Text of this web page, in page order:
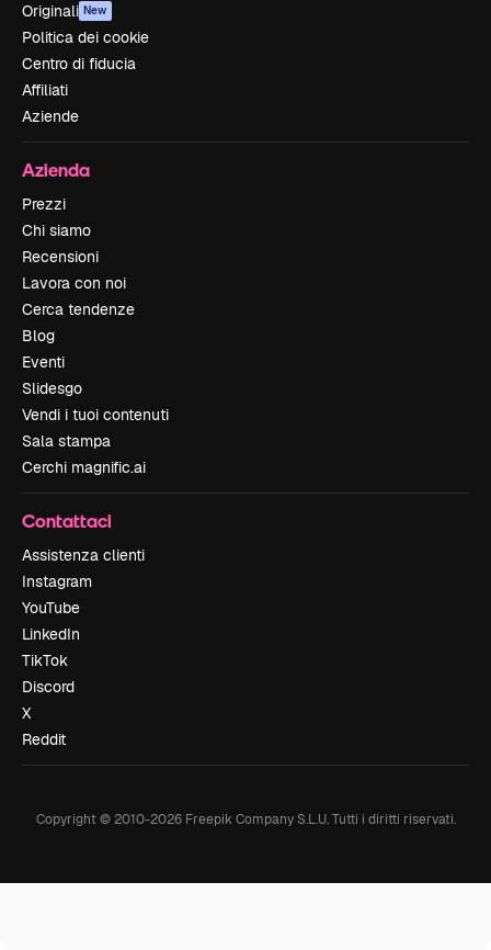
Originali New
Politica dei cookie
Centro di fiducia
Affiliati
Aziende
Azienda
Prezzi
Chi siamo
Recensioni
Lavora con noi
Cerca tendenze
Blog
Eventi
Slidesgo
Vendi i tuoi contenuti
Sala stampa
Cerchi magnific.ai
Contattaci
Assistenza clienti
Instagram
YouTube
LinkedIn
TikTok
Discord
X
Reddit
Copyright © 2010-2026Freepik Company S.L.U. Tutti i diritti riservati.